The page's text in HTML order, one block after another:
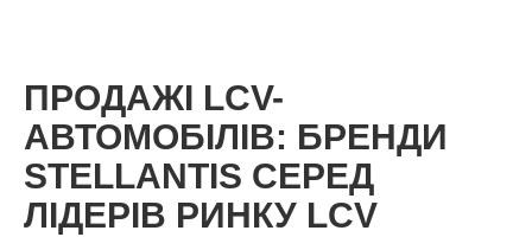
ПРОДАЖІ LCV-
АВТОМОБІЛІВ: БРЕНДИ
STELLANTIS СЕРЕД
ЛІДЕРІВ РИНКУ LCV